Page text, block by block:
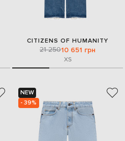
CITIZENS OF HUMANITY
21 25010 651 грн
XS
NEW
- 39%